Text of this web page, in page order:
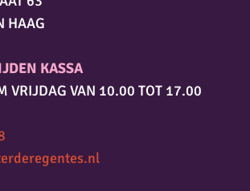
HAAG
KASSA
VRIJDAG VAN 10.00 TOT 17.00